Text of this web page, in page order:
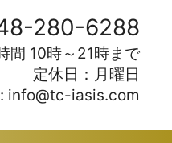
280-6288
間 10時～21時まで
定休日：月曜日
info@tc-iasis.com